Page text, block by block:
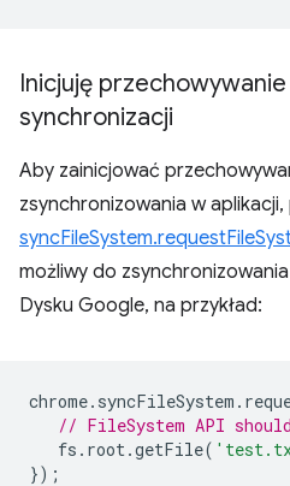
Inicjuję
synchronizacji
Aby zainicjować
zsynchronizowania w
możliwy do
Dysku Google, na przykład:
chrome. syncFileSystem .
// FileSystem API
fs . root.getFile(
});